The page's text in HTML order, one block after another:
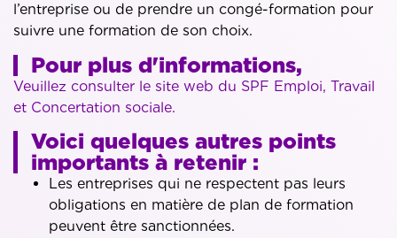
l’entreprise ou de prendre un congé-formation pour
suivre une formation de son choix.
Pour plus d'informations,
Veuillez consulter le site web du SPF Emploi, Travail
et Concertation sociale.
Voici quelques autres points
importants à retenir :
Les entreprises qui ne respectent pas leurs
obligations en matière de plan de formation
peuvent être sanctionnées.